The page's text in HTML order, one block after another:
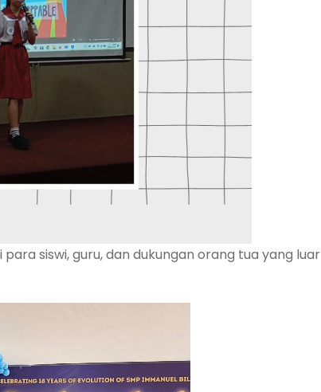
siswi, guru, dan dukungan orang tua yang luar